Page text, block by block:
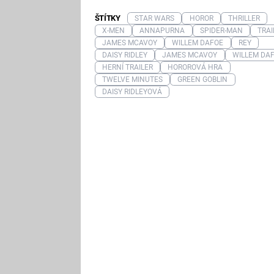
ŠTÍTKY STAR WARS HOROR
THRILLER
X-MEN
ANNAPURNA SPIDER-MAN
JAMES MCAVOY
WILLEM DAFOE
REY
DAISY RIDLEY
JAMES MCAVOY
WILLEM
HERNÍ TRAILER
HOROROVÁ HRA
TWELVE MINUTES
GREEN GOBLIN
DAISY RIDLEYOVÁ